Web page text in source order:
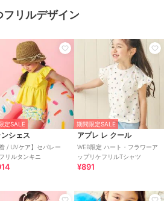
リルデザイン
定SALE
シェス
着 / UVケア】セパレー
リルタンキニ
期間限定SALE
アプレ レ クール
WEB限定 ハート・フラワーア
ップリケフリルTシャツ
¥891